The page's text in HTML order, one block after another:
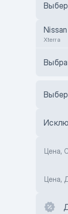
Nissan
Xterra
Цена,
Цена,